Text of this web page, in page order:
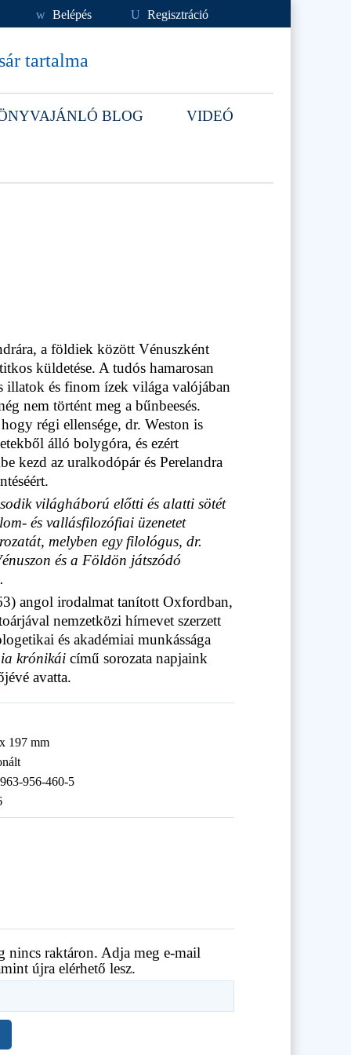
w Belépés U Regisztráció
tartalma
BLOG VIDEÓ
a földiek között Vénuszként
küldetése. A tudós hamarosan
illatok és finom ízek világa valójában
nem történt meg a bűnbeesés.
régi ellensége, dr. Weston is
álló bolygóra, és ezért
kezd az uralkodópár és Perelandra
világháború előtti és alatti sötét
és vallásfilozófiai üzenetet
melyben egy filológus, dr.
és a Földön játszódó
angol irodalmat tanított Oxfordban,
nemzetközi hírnevet szerzett
és akadémiai munkássága
krónikái című sorozata napjaink
avatta.
197 mm
956-460-5
nincs raktáron. Adja meg e-mail
újra elérhető lesz.